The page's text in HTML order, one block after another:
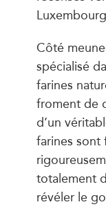
Côté
spécialisé
farines
froment de
d’un
farines sont
totalement
révéler le